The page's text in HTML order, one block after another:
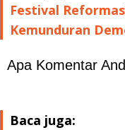
Festival
Kemunduran
Apa Komentar
Baca juga: